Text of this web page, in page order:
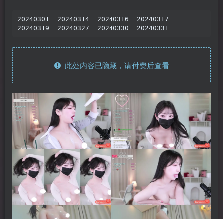
20240301  20240314  20240316  20240317
20240319  20240327  20240330  20240331
此处内容已隐藏，请付费后查看